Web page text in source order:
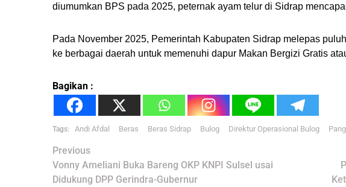
diumumkan BPS pada 2025, peternak ayam telur di Sidrap
Pada November 2025, Pemerintah Kabupaten Sidrap melepas
ke berbagai daerah untuk memenuhi dapur Makan Bergizi Gratis
Bagikan :
Tags: Andi Afdal Beras Beras Sidrap Bulog Direktur Operasional Bulog
Post
navigation
Previous
Vonny Ameliani Buka Bareng OKP KNPI Sulsel usai
Didukung DPP Gerindra-Gubernur